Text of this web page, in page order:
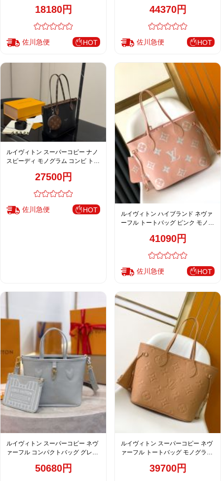
18180円
佐川急便 HOT
44370円
佐川急便 HOT
ルイヴィトン スーパーコピー ナノ
スピーディ モノグラム コンビ トー
27500円
佐川急便 HOT
ルイヴィトン ハイブランド ネヴァ
ーフル トートバッグ ピンク モノグ
41090円
佐川急便 HOT
ルイヴィトン スーパーコピー ネヴ
ァーフル コンパクトバッグ グレー
50680円
ルイヴィトン スーパーコピー ネヴ
ァーフル トートバッグ モノグラム
商品 M1431939700円